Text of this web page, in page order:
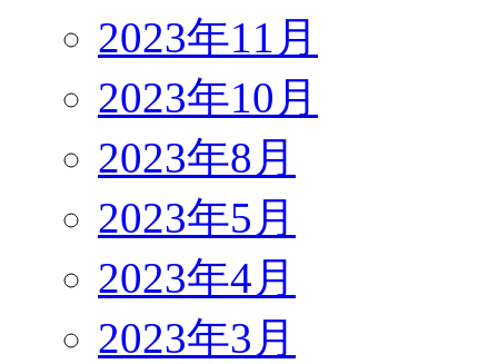
2023年11月
2023年10月
2023年8月
2023年5月
2023年4月
2023年3月